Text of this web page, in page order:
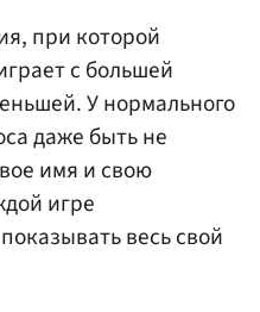
при которой
с большей
У нормального
даже быть не
имя и свою
игре
весь свой